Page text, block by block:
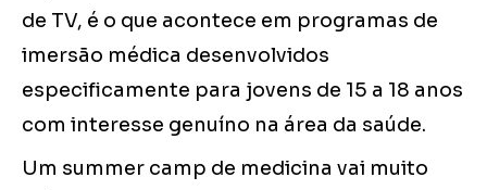
de TV, é o que acontece em programas de
imersão médica desenvolvidos
especificamente para jovens de 15 a 18 anos
com interesse genuíno na área da saúde.
Um summer camp de medicina vai muito